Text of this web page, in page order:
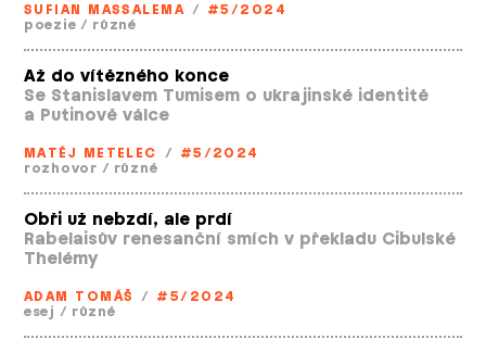
SUFIAN MASSALEMA / #5/2024
poezie / různé
Až do vítězného konce
Se Stanislavem Tumisem o ukrajinské identitě
a Putinově válce
MATĚJ METELEC / #5/2024
rozhovor / různé
Obři už nebzdí, ale prdí
Rabelaisův renesanční smích v překladu Cibulské
Thelémy
ADAM TOMÁŠ / #5/2024
esej / různé